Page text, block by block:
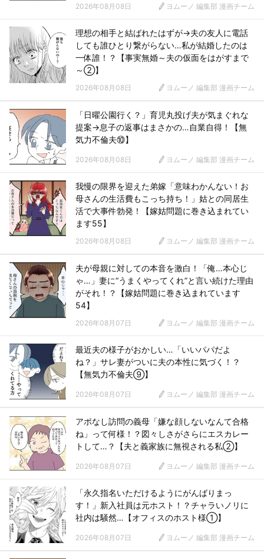
2026年08月08日 ヨムーノ 編集部 漫画チーム
理想の相手と結ばれたはずが→夫の友人に電話
しても誰ひとり繋がらない…私が結婚したのは
一体誰！？【事実無婚～夫の仮面をはがすまで
～②】
2026年08月08日 ヨムーノ 編集部 漫画チーム
「日曜公園行く？」育児丸投げ夫が気まぐれな
提案→息子の返事はまさかの…自業自得！【無
気力不倫夫⑩】
2026年08月08日 ヨムーノ 編集部 漫画チーム
我慢の限界を迎えた弟嫁「意味わかんない！お
母さんの生活費もこっち持ち！」姑との同居生
活で大事件勃発！【嫁姑問題に巻き込まれてい
ます55】
2026年08月08日 ヨムーノ 編集部 漫画チーム
夫が母親に対しての本音を激白！「俺…本心じ
ゃ…」妻に“うまくやってくれ”と言い続けた理由
がそれ！？【嫁姑問題に巻き込まれています
54】
2026年08月07日 ヨムーノ 編集部 漫画チーム
最近夫の様子がおかしい…「いいパパだよ
ね？」サレ妻がついに夫の本性に気づく！？
【無気力不倫夫⑨】
2026年08月07日 ヨムーノ 編集部 漫画チーム
アポなし訪問の義母「嫌な顔しないなんて合格
ね」って何様！？図々しさがさらにエスカレー
トして…？【夫と義家族に無視される私②】
2026年08月07日 ヨムーノ 編集部 漫画チーム
「永久指名いただけるようにがんばりまっ
す！」新入社員は元ホスト！？チャラいノリに
社内は騒然…【オフィスのホスト様①】
2026年08月07日 ヨムーノ 編集部 漫画チーム